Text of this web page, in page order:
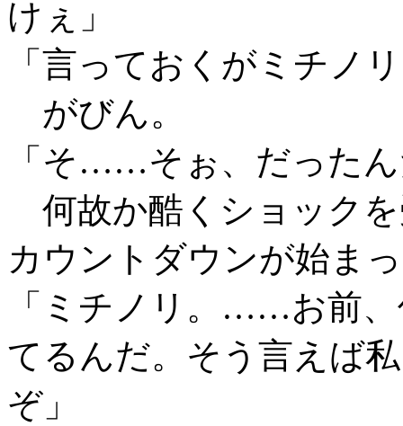
けぇ」
「言っておくがミチノ
がびん。
「そ……そぉ、だった
何故か酷くショック
カウントダウンが始ま
「ミチノリ。……お前
てるんだ。そう言えば
ぞ」